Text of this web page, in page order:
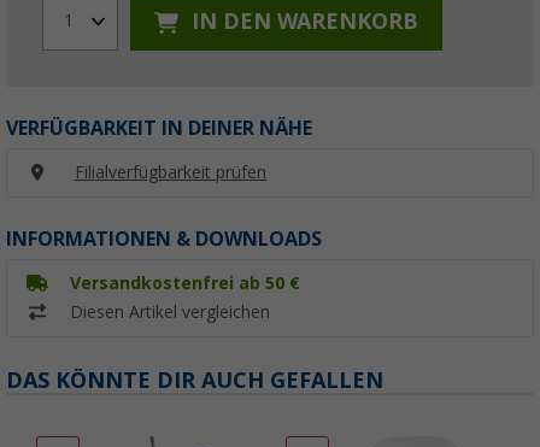
1 IN DEN WARENKORB
VERFÜGBARKEIT IN DEINER NÄHE
Filialverfügbarkeit prüfen
INFORMATIONEN & DOWNLOADS
Versandkostenfrei ab 50 €
Diesen Artikel vergleichen
DAS KÖNNTE DIR AUCH GEFALLEN